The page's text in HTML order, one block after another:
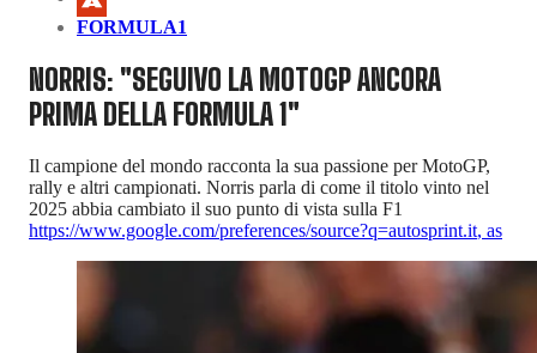
FORMULA1
NORRIS: "SEGUIVO LA MOTOGP ANCORA
PRIMA DELLA FORMULA 1"
Il campione del mondo racconta la sua passione per MotoGP,
rally e altri campionati. Norris parla di come il titolo vinto nel
2025 abbia cambiato il suo punto di vista sulla F1
https://www.google.com/preferences/source?q=autosprint.it, as